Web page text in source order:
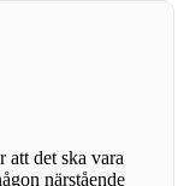
det ska vara
närstående